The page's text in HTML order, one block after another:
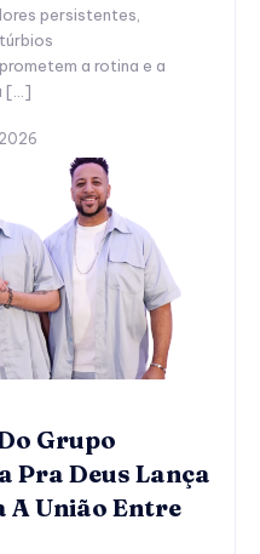
persistentes,
a rotina e a
[…]
Grupo
Pra Deus Lança
A União Entre